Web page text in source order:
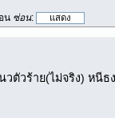
น ซ่อน:
วตัวร้าย(ไม่จริง) หนี